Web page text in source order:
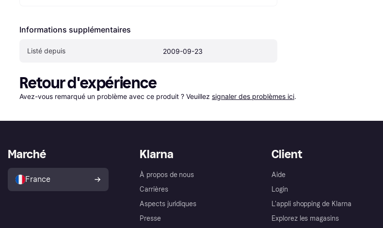
Informations supplémentaires
Listé depuis 2009-09-23
Retour d'expérience
Avez-vous remarqué un problème avec ce produit ? Veuillez signaler des problèmes ici.
Klarna
À propos de nous
Carrières
Aspects juridiques
Presse
Client
Aide
Login
L'appli shopping de Klarna
Explorez les magasins
Marché
France